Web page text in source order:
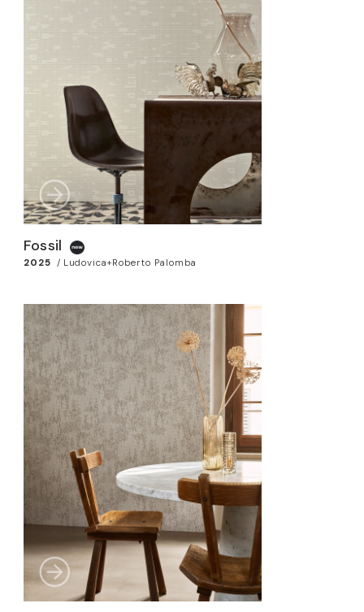
Fossil
2025 / Ludovica+Roberto Palomba